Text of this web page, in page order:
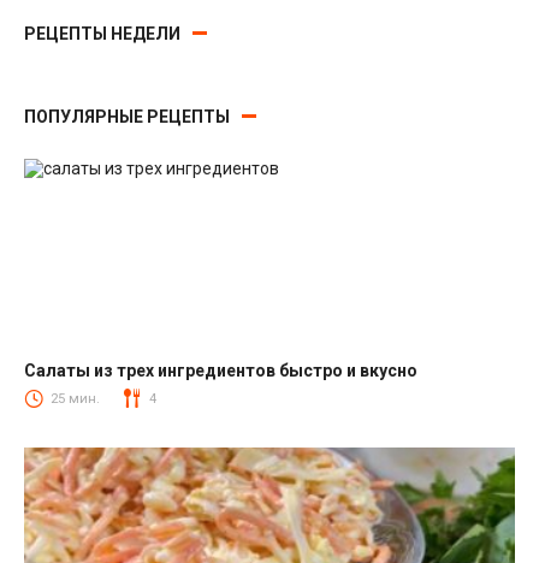
РЕЦЕПТЫ НЕДЕЛИ
ПОПУЛЯРНЫЕ РЕЦЕПТЫ
Салаты
Салаты из трех ингредиентов быстро и вкусно
25 мин. 4